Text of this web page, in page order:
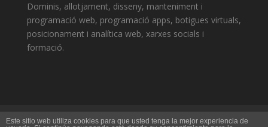
Dominis, allotjament, disseny, manteniment i
programació web, programació apps, botigues virtuals,
posicionament i analítica web, xarxes socials i
formació.
Avís legal Política de privacitat
Este sitio web utiliza cookies para que usted tenga la mejor experiencia de